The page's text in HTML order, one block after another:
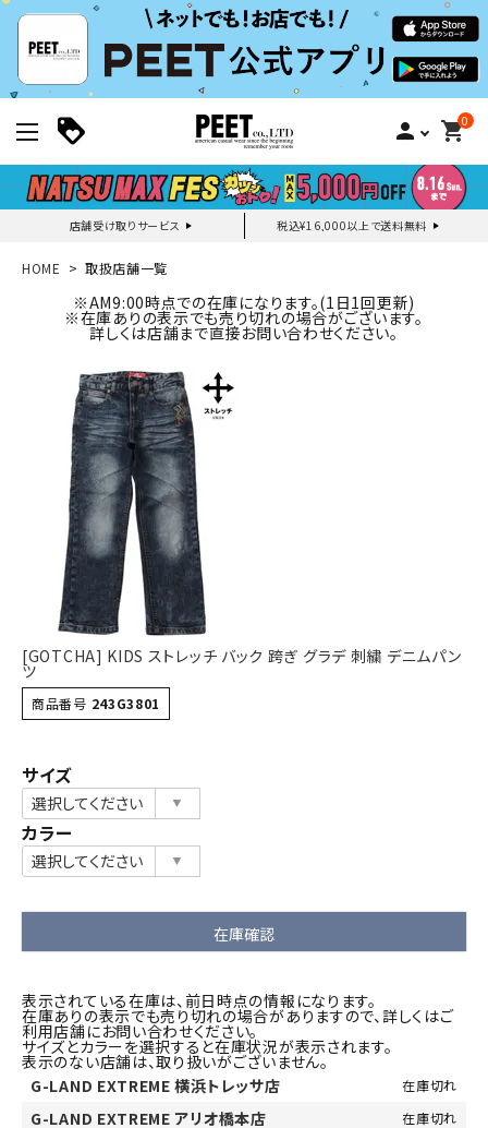
person 0
shopping_cart
店舗受け取りサービス 税込¥16,000以上で送料無料
新規会員登録｜ログイン
ご利用ガイド
詳しい条件から探す
HOME 取扱店舗一覧
※AM9:00時点での在庫になります。(1日1回更新)
※在庫ありの表示でも売り切れの場合がございます。
詳しくは店舗まで直接お問い合わせください。
[GOTCHA] KIDS ストレッチ バック 跨ぎ グラデ 刺繍 デニムパン
ツ
商品番号 243G3801
サイズ
カラー
在庫確認
表示されている在庫は、前日時点の情報になります。
在庫ありの表示でも売り切れの場合がありますので、詳しくはご
利用店舗にお問い合わせください。
サイズとカラーを選択すると在庫状況が表示されます。
表示のない店舗は、取り扱いがございません。
G-LAND EXTREME 横浜トレッサ店
在庫切れ
G-LAND EXTREME アリオ橋本店 在庫切れ